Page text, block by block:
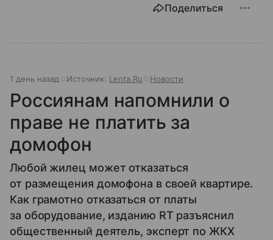
Поделиться
1 день назад Источник: Lenta.Ru Новости
Россиянам напомнили о
праве не платить за
домофон
Любой жилец может отказаться
от размещения домофона в своей квартире.
Как грамотно отказаться от платы
за оборудование, изданию RT разъяснил
общественный деятель, эксперт по ЖКХ